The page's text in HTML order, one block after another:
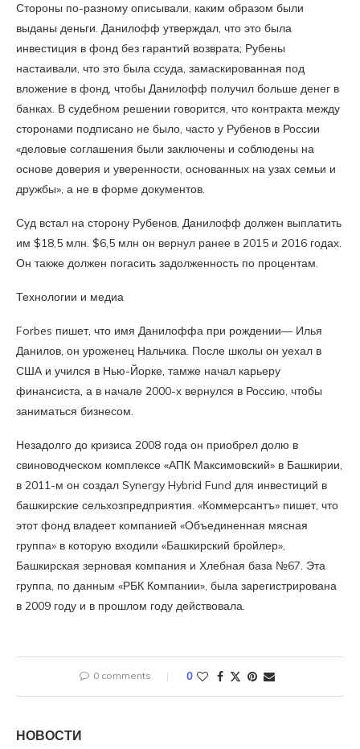
Стороны по-разному описывали, каким образом были
выданы деньги. Данилофф утверждал, что это была
инвестиция в фонд без гарантий возврата; Рубены
настаивали, что это была ссуда, замаскированная под
вложение в фонд, чтобы Данилофф получил больше денег в
банках. В судебном решении говорится, что контракта между
сторонами подписано не было, часто у Рубенов в России
«деловые соглашения были заключены и соблюдены на
основе доверия и уверенности, основанных на узах семьи и
дружбы», а не в форме документов.
Суд встал на сторону Рубенов, Данилофф должен выплатить
им $18,5 млн. $6,5 млн он вернул ранее в 2015 и 2016 годах.
Он также должен погасить задолженность по процентам.
Технологии и медиа
Forbes пишет, что имя Данилоффа при рождении— Илья
Данилов, он уроженец Нальчика. После школы он уехал в
США и учился в Нью-Йорке, тамже начал карьеру
финансиста, а в начале 2000-х вернулся в Россию, чтобы
заниматься бизнесом.
Незадолго до кризиса 2008 года он приобрел долю в
свиноводческом комплексе «АПК Максимовский» в Башкирии,
в 2011-м он создал Synergy Hybrid Fund для инвестиций в
башкирские сельхозпредприятия. «Коммерсантъ» пишет, что
этот фонд владеет компанией «Объединенная мясная
группа» в которую входили «Башкирский бройлер»,
Башкирская зерновая компания и Хлебная база №67. Эта
группа, по данным «РБК Компании», была зарегистрирована
в 2009 году и в прошлом году действовала.
0 comments 0
НОВОСТИ